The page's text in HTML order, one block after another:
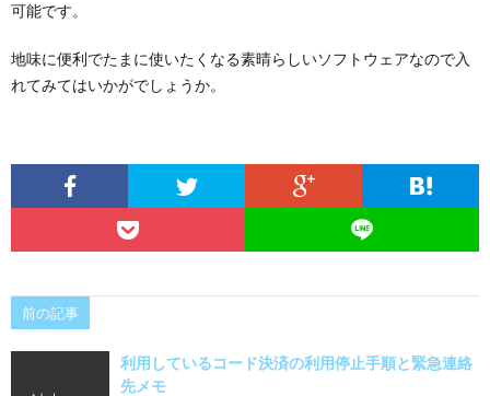
可能です。
地味に便利でたまに使いたくなる素晴らしいソフトウェアなので入
れてみてはいかがでしょうか。
前の記事
利用しているコード決済の利用停止手順と緊急連絡
先メモ